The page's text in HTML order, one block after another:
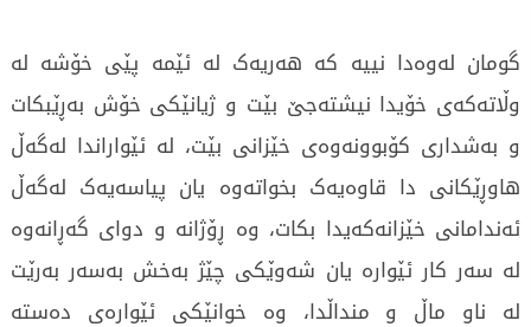
گومان لەوەدا نییە کە هەریەک لە ئێمە پێی خۆشە لە
وڵاتەکەی خۆیدا نیشتەجێ بێت و ژیانێکی خۆش بەڕێبکات
و بەشداری کۆبوونەوەی خێزانی بێت، لە ئێواراندا لەگەڵ
هاوڕێکانی دا قاوەیەک بخواتەوە یان پیاسەیەک لەگەڵ
ئەندامانی خێزانەکەیدا بکات، وە ڕۆژانە و دوای گەڕانەوە
لە سەر کار ئێوارە یان شەوێکی چێژ بەخش بەسەر بەرێت
لە ناو ماڵ و منداڵدا، وە خوانێکی ئێوارەی دەستە